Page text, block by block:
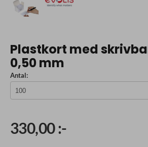
Plastkort med
0,50 mm
Antal:
330,00 :-